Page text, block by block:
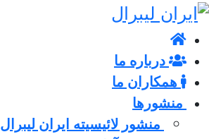
درباره ما
همکاران ما
منشورها
منشور لائیسیته ایران لیبرال